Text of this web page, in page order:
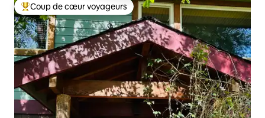
Coup de cœur voyageurs parmi les plus aimés
Coup de cœur voyageurs